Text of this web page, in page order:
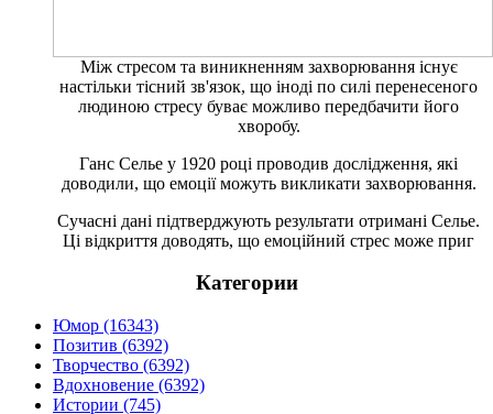
Між стресом та виникненням захворювання існує
настільки тісний зв'язок, що іноді по силі перенесеного
людиною стресу буває можливо передбачити його
хворобу.
Ганс Селье у 1920 році проводив дослідження, які
доводили, що емоції можуть викликати захворювання.
Сучасні дані підтверджують результати отримані Селье.
Ці відкриття доводять, що емоційний стрес може приг
Категории
Юмор (16343)
Позитив (6392)
Творчество (6392)
Вдохновение (6392)
Истории (745)